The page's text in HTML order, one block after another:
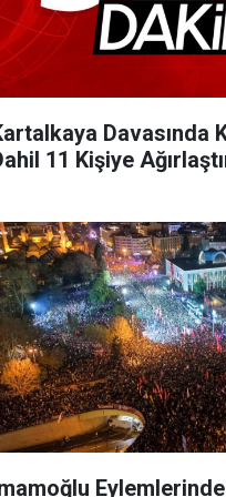
Davasında
11 Kişiye